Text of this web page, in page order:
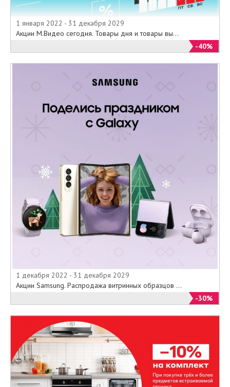
1 января 2022 - 31 декабря 2029
Акции М.Видео сегодня. Товары дня и товары вы...
-40%
1 декабря 2022 - 31 декабря 2029
Акции Samsung. Распродажа витринных образцов ...
-30%